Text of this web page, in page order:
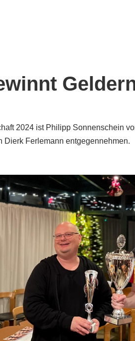
2024 ist Philipp Sonnenschein
Dierk Ferlemann entgegennehmen.